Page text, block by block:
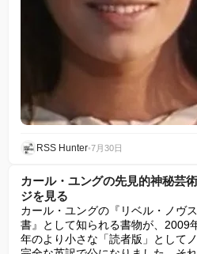
RSS Hunter•7月30日
カール・ユングの先見的神秘芸
ジを見る
カール・ユングの『リベル・ノヴ
書』として知られる書物が、2009
年のより小さな「読者版」として